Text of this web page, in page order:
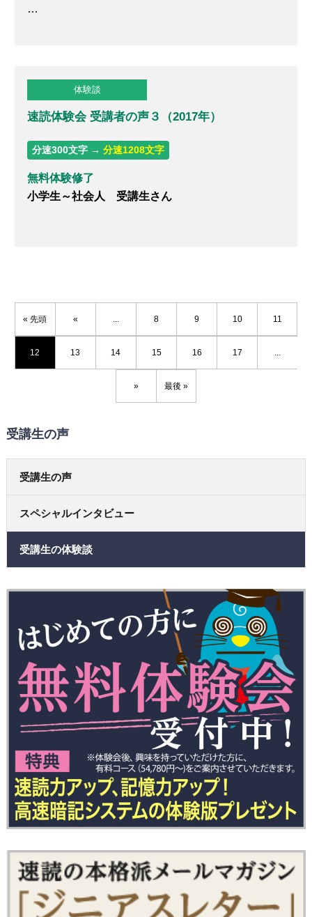
…
体験談
速読体験会 受講者の声３（2017年）
分速300文字 →分速1208文字
無料体験修了
小学生～社会人 受講生さん
« 先頭 « ... 8 9 10 11
12 13 14 15 16 17 ...
» 最後 »
受講生の声
受講生の声
スペシャルインタビュー
受講生の体験談